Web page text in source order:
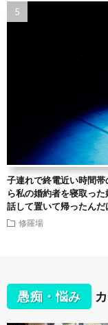
子連れで終電近い時間
ら私の婚約者を寝取っ
話して置いて帰ったん
修羅場
愚痴・悩み